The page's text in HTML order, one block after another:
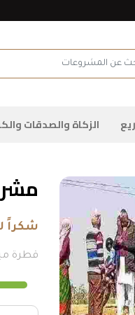
عن المشروعات
الزكاة والصدقات
شكراً
قطرة